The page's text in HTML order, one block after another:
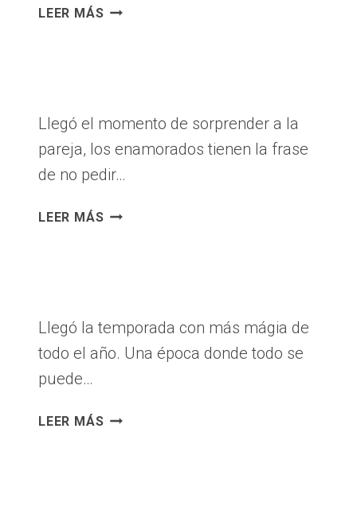
LEER MÁS LA
Llegó el momento de sorprender a la
pareja, los enamorados tienen la frase
de no pedir…
LEER MÁS FELIZ
Llegó la temporada con más mágia de
todo el año. Una época donde todo se
puede…
LEER MÁS FELIZ